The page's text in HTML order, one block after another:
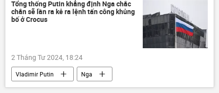
Tổng thống Putin khẳng định Nga chắc
chắn sẽ lần ra kẻ ra lệnh tấn công khủng
bố ở Crocus
2 Tháng Tư 2024, 18:24
Vladimir Putin
Nga
Vụ tấn công khủng bố tại Crocus City Hall